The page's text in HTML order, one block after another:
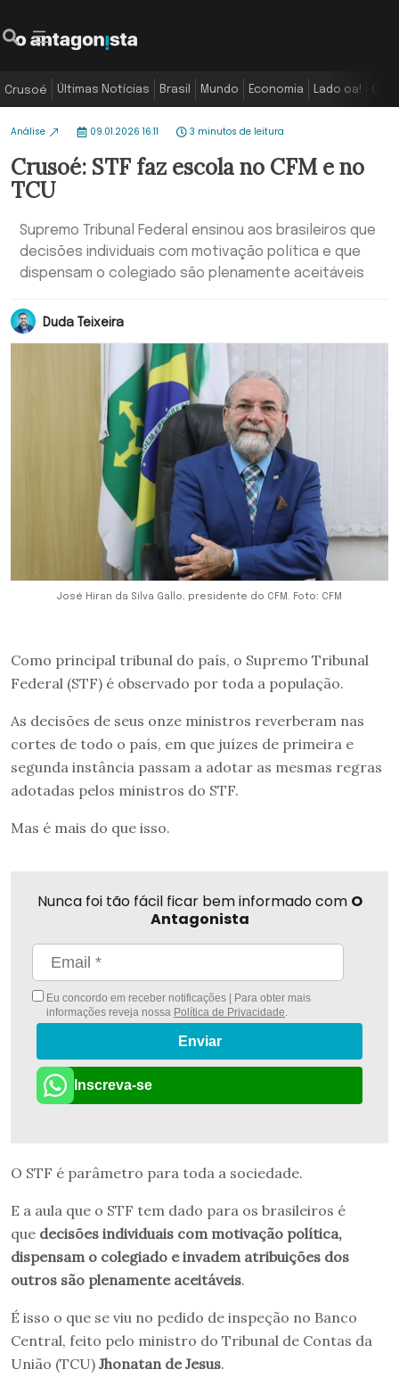
Crusoé Últimas Notícias Brasil Mundo Economia Lado oa!
Análise 09.01.2026 16:11 3 minutos de leitura
Crusoé: STF faz escola no CFM e no
TCU
Supremo Tribunal Federal ensinou aos brasileiros que
decisões individuais com motivação política e que
dispensam o colegiado são plenamente aceitáveis
Duda Teixeira
José Hiran da Silva Gallo, presidente do CFM. Foto: CFM
Como principal tribunal do país, o Supremo Tribunal
Federal (STF) é observado por toda a população.
As decisões de seus onze ministros reverberam nas
cortes de todo o país, em que juízes de primeira e
segunda instância passam a adotar as mesmas regras
adotadas pelos ministros do STF.
Mas é mais do que isso.
Nunca foi tão fácil ficar bem informado com O
Antagonista
Eu concordo em receber notificações | Para obter mais
informações reveja nossa Política de Privacidade.
Enviar
Inscreva-se
O STF é parâmetro para toda a sociedade.
E a aula que o STF tem dado para os brasileiros é
que decisões individuais com motivação política,
dispensam o colegiado e invadem atribuições dos
outros são plenamente aceitáveis.
É isso o que se viu no pedido de inspeção no Banco
Central, feito pelo ministro do Tribunal de Contas da
União (TCU) Jhonatan de Jesus.